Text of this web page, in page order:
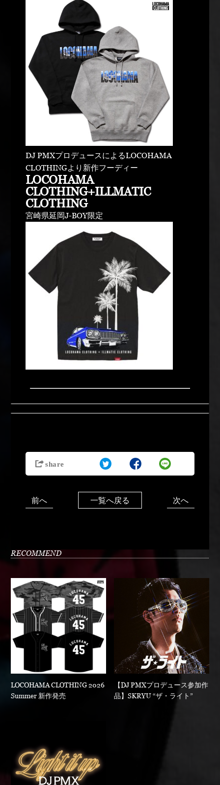
DJ PMXプロデュースによるLOCOHAMA
CLOTHINGより新作フーディー
LOCOHAMA
CLOTHING+ILLMATIC
CLOTHING
宮崎県延岡J-BOY限定
前へ 一覧へ戻る 次へ
RECOMMEND
LOCOHAMA CLOTHING 2026
Summer 新作発売
【DJ PMXプロデュース参加作
品】SKRYU “ザ・ライト”